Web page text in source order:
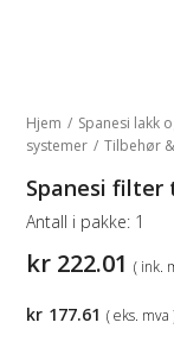
Hjem / Spanesi lakk
systemer / Tilbehør
Spanesi filter
kr 222.01 ( ink.
Antall i pakke: 1
kr 177.61 ( eks. mva